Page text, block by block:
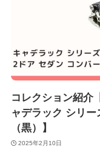
コレクション紹介
ャデラック シリ
（黒）】
2025年2月10日